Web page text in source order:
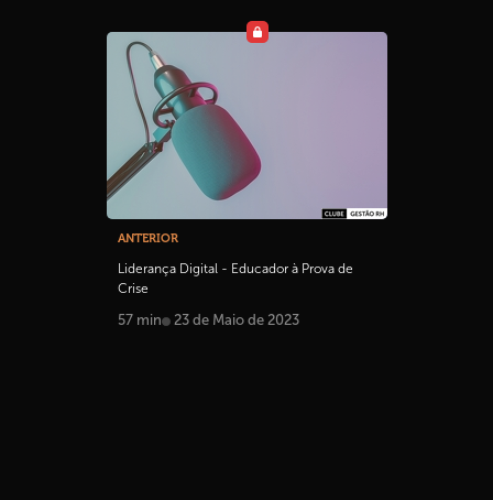
ANTERIOR
Liderança Digital - Educador à Prova de
Crise
57 min 23 de Maio de 2023